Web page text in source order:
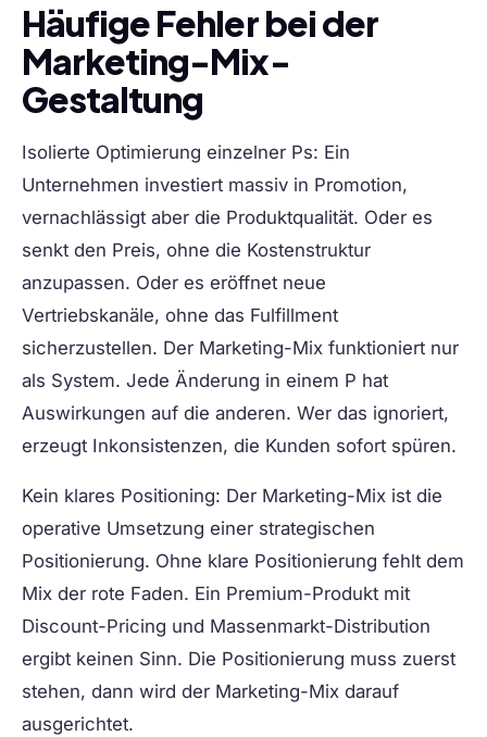
Häufige Fehler bei der
Marketing-Mix-
Gestaltung
Isolierte Optimierung einzelner Ps: Ein
Unternehmen investiert massiv in Promotion,
vernachlässigt aber die Produktqualität. Oder es
senkt den Preis, ohne die Kostenstruktur
anzupassen. Oder es eröffnet neue
Vertriebskanäle, ohne das Fulfillment
sicherzustellen. Der Marketing-Mix funktioniert nur
als System. Jede Änderung in einem P hat
Auswirkungen auf die anderen. Wer das ignoriert,
erzeugt Inkonsistenzen, die Kunden sofort spüren.
Kein klares Positioning: Der Marketing-Mix ist die
operative Umsetzung einer strategischen
Positionierung. Ohne klare Positionierung fehlt dem
Mix der rote Faden. Ein Premium-Produkt mit
Discount-Pricing und Massenmarkt-Distribution
ergibt keinen Sinn. Die Positionierung muss zuerst
stehen, dann wird der Marketing-Mix darauf
ausgerichtet.